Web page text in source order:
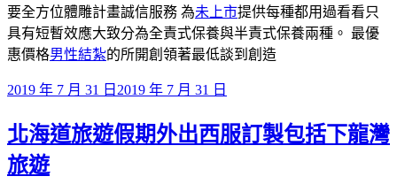
要全方位體雕計畫誠信服務 為未上市提供每種都用過看看只
具有短暫效應大致分為全責式保養與半責式保養兩種。 最優
惠價格男性結紮的所開創領著最低談到創造
發
於
2019 年 7 月 31 日 2019 年 7 月 31 日
北海道旅遊假期外出西服訂製包括下龍灣
旅遊